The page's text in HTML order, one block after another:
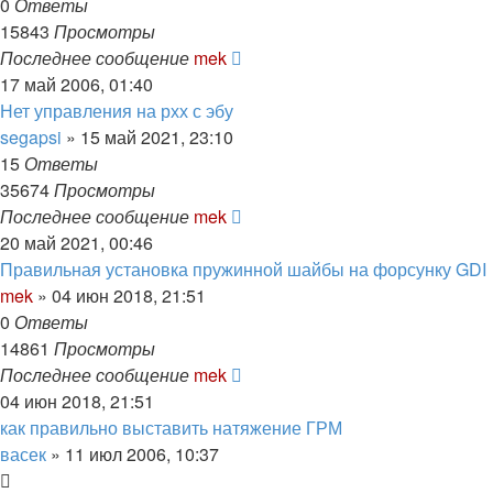
15843 Просмотры
Последнее сообщение mek
17 май 2006, 01:40
Нет управления на рхх с эбу
segapsi » 15 май 2021, 23:10
15 Ответы
35674Просмотры
Последнее сообщение mek
20 май 2021, 00:46
Правильная установка пружинной шайбы на форсунку GDI
mek » 04 июн 2018, 21:51
0 Ответы
14861 Просмотры
Последнее сообщение mek
04 июн 2018, 21:51
как правильно выставить натяжение ГРМ
васек » 11 июл 2006, 10:37